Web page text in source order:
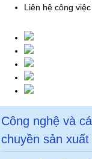
Liên hệ công
Công nghệ và
chuyền sản xuất